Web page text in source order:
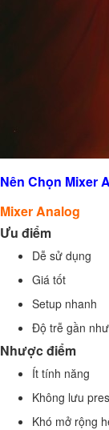
Nên Chọn Mixer
Mixer Analog
Ưu điểm
Dễ sử dụng
Giá tốt
Setup nhanh
Độ trễ gần
Nhược điểm
Ít tính năng
Không lưu
Khó mở rộng